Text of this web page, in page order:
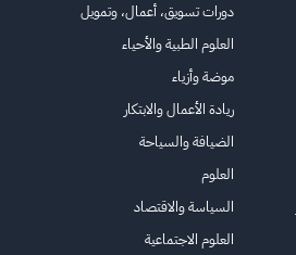
دورات تسويق، أعمال، وتمويل
العلوم الطبية والأحياء
موضة وأزياء
ريادة الأعمال والابتكار
الضيافة والسياحة
العلوم
السياسة والاقتصاد
العلوم الاجتماعية